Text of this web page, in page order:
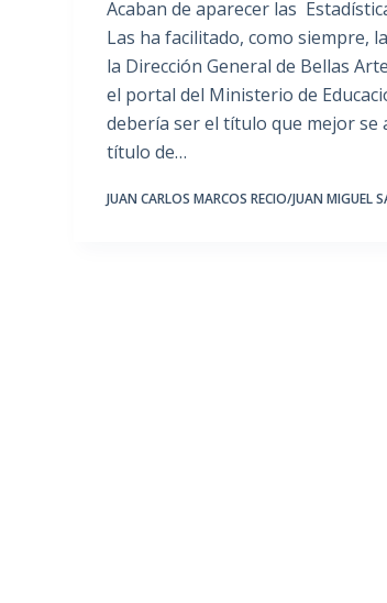
Acaban de aparecer las
Las ha facilitado, como siempre,
la Dirección General de Bellas
el portal del Ministerio de
debería ser el título que mejor se
título de…
JUAN CARLOS MARCOS RECIO/JUAN MIGUEL